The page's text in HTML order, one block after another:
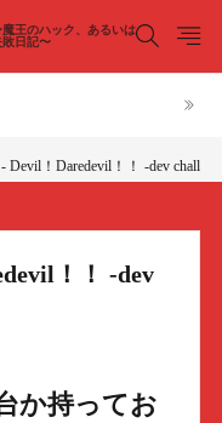
魔王のハック、あるいは
敗日記〜
Devil！Daredevil！！ -dev
！！ -dev
か持ってお